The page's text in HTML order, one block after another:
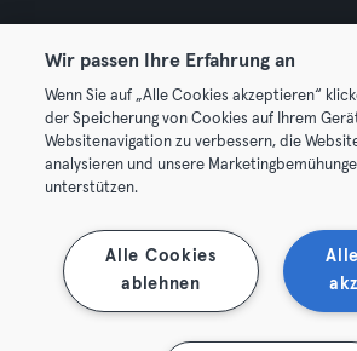
© 2026 Urban Sports Group GmbH.
AGB Datenschutz
Vertrag hier kündigen Hier
Wir passen Ihre Erfahrung an
Wenn Sie auf „Alle Cookies akzeptieren“
der Speicherung von Cookies auf Ihrem
Websitenavigation zu verbessern, die
analysieren und unsere
unterstützen.
Alle Cookies
ablehnen